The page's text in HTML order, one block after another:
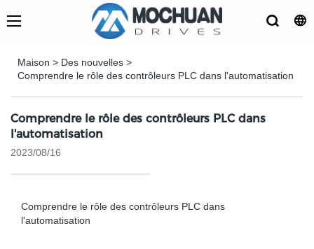
Maison > Des nouvelles >
Comprendre le rôle des contrôleurs PLC dans l'automatisation
Comprendre le rôle des contrôleurs PLC dans
l'automatisation
2023/08/16
Comprendre le rôle des contrôleurs PLC dans
l'automatisation